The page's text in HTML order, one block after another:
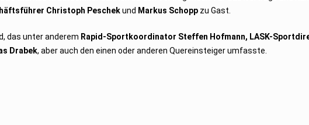
Christoph Peschekund Markus Schopp zu Gast.
das unter anderem Rapid-Sportkoordinator Steffen Hofmann, LASK-
Drabek, aber auch den einen oder anderen Quereinsteiger umfasste.